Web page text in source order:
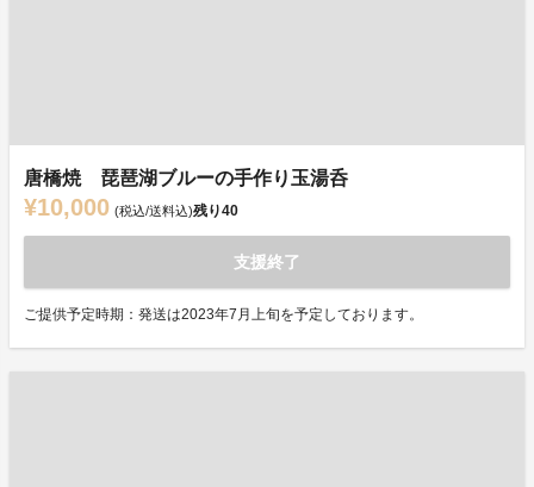
唐橋焼 琵琶湖ブルーの手作り玉湯呑
¥10,000 (税込/送料込)残り40
支援終了
ご提供予定時期：発送は2023年7月上旬を予定しております。